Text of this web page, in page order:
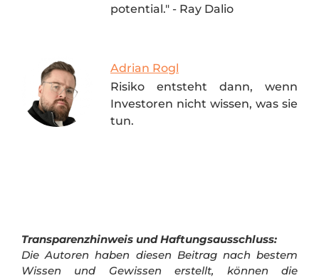
potential." - Ray Dalio
Adrian Rogl
Risiko entsteht dann, wenn
Investoren nicht wissen, was sie
tun.
Transparenzhinweis und Haftungsausschluss:
Die Autoren haben diesen Beitrag nach bestem
Wissen und Gewissen erstellt, können die